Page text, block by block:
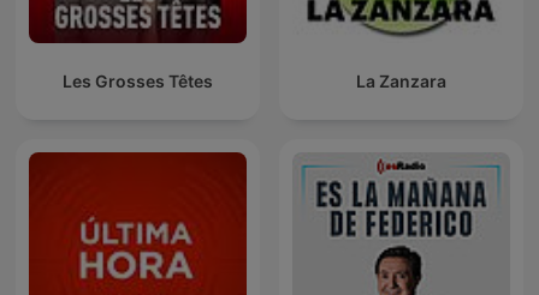
Les Grosses Têtes La Zanzara